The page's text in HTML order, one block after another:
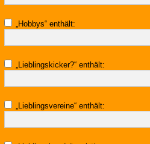
„Hobbys“ enthält:
„Lieblingskicker?“ enthält:
„Lieblingsvereine“ enthält: